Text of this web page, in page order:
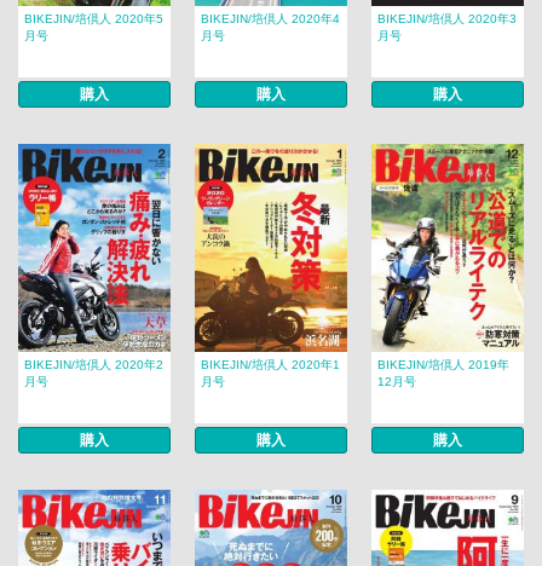
BIKEJIN/培倶人 2020年5
月号
購入
BIKEJIN/培倶人 2020年4
月号
購入
BIKEJIN/培倶人 2020年3
月号
購入
BIKEJIN/培倶人 2020年2
月号
購入
BIKEJIN/培倶人 2020年1
月号
購入
BIKEJIN/培倶人 2019年
12月号
購入